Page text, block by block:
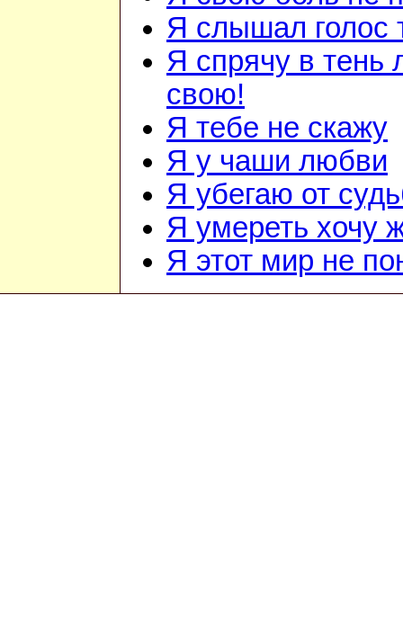
Я слышал голос
Я спрячу в тень
свою!
Я тебе не скажу
Я у чаши любви
Я убегаю от
Я умереть хочу
Я этот мир не